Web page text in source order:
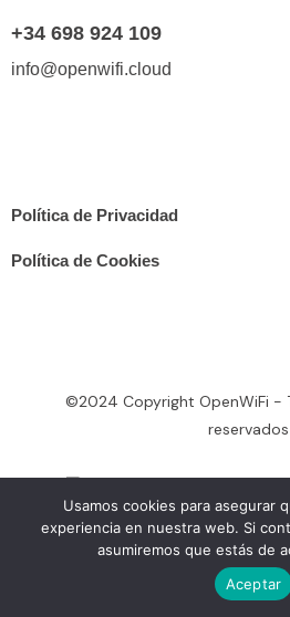
+34 698 924 109
info@openwifi.cloud
Política de Privacidad
Política de Cookies
©2024 Copyright OpenWiFi -
reservados
Usamos cookies para asegurar
experiencia en nuestra web. Si
asumiremos que estás de
Aceptar